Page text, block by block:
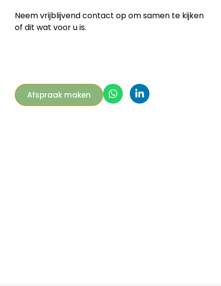
Neem vrijblijvend contact op om samen te kijken
of dit wat voor u is.
Afspraak maken